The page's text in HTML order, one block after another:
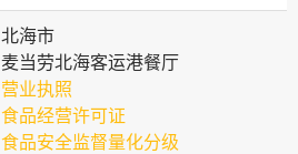
北海市
麦当劳北海客运港餐厅
营业执照
食品经营许可证
食品安全监督量化分级